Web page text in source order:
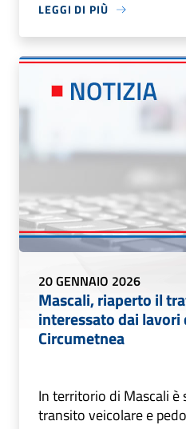
LEGGI DI PIÙ
20 GENNAIO 2026
Mascali, riaperto il
interessato dai lavori
Circumetnea
In territorio di Mascali è
transito veicolare e